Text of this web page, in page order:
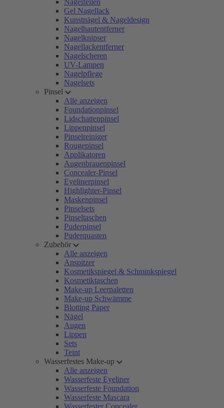
Nagelfeilen
Gel Nagellack
Kunstnägel & Nageldesign
Nagelhautentferner
Nagelknipser
Nagellackentferner
Nagelscheren
UV-Lampen
Nagelpflege
Nagelsets
Pinsel
Alle anzeigen
Foundationpinsel
Lidschattenpinsel
Lippenpinsel
Pinselreiniger
Rougepinsel
Applikatoren
Augenbrauenpinsel
Concealer-Pinsel
Eyelinerpinsel
Highlighter-Pinsel
Maskenpinsel
Pinselsets
Pinseltaschen
Puderpinsel
Puderquasten
Zubehör
Alle anzeigen
Anspitzer
Kosmetikspiegel & Schminkspiegel
Kosmetiktaschen
Make-up Leerpaletten
Make-up Schwämme
Blotting Paper
Nägel
Augen
Lippen
Sets
Teint
Wasserfestes Make-up
Alle anzeigen
Wasserfeste Eyeliner
Wasserfeste Foundation
Wasserfeste Mascara
Wasserfester Concealer